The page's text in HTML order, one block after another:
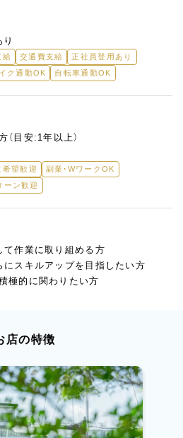
給 交通費支給
正社員登用あり
ク通勤OK 自転車通勤OK
目安:1年以上）
希望歓迎
副業・WワークOK
ーン歓迎
て作業に取り組める方
にスキルアップを目指したい方
極的に関わりたい方
店の特徴